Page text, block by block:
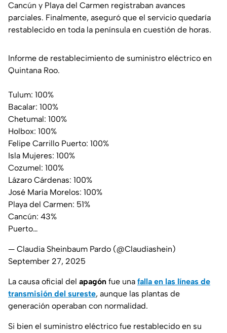
Cancún y Playa del Carmen registraban avances
parciales. Finalmente, aseguró que el servicio quedaría
restablecido en toda la península en cuestión de horas.
Informe de restablecimiento de suministro eléctrico en
Quintana Roo.
Tulum: 100%
Bacalar: 100%
Chetumal: 100%
Holbox: 100%
Felipe Carrillo Puerto: 100%
Isla Mujeres: 100%
Cozumel: 100%
Lázaro Cárdenas: 100%
José María Morelos: 100%
Playa del Carmen: 51%
Cancún: 43%
Puerto…
— Claudia Sheinbaum Pardo (@Claudiashein)
September 27, 2025
La causa oficial del apagón fue una falla en las líneas de
transmisión del sureste, aunque las plantas de
generación operaban con normalidad.
Si bien el suministro eléctrico fue restablecido en su